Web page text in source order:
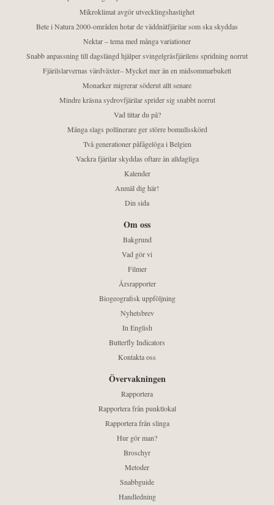
Mikroklimat avgör utvecklingshastighet
Bete i Natura 2000-områden hotar de väddnätfjärilar som ska skyddas
Nektar – tema med många variationer
Snabb anpassning till dagslängd hjälper svingelgräsfjärilens spridning norrut
Fjärilslarvernas värdväxter– Mycket mer än en midsommarbukett
Monarker migrerar söderut allt senare
Mindre kräsna sydrovfjärilar sprider sig snabbt norrut
Vad tittar du på?
Många slags pollinerare ger större bomullsskörd
Två generationer påfågelöga i Belgien
Vackra fjärilar skyddas oftare än alldagliga
Kalender
Anmäl dig här!
Din sida
Om oss
Bakgrund
Vad gör vi
Filmer
Årsrapporter
Biogeografisk uppföljning
Nyhetsbrev
In English
Butterfly Indicators
Kontakta oss
Övervakningen
Rapportera
Rapportera från punktlokal
Rapportera från slinga
Hur gör man?
Broschyr
Metoder
Snabbguide
Handledning